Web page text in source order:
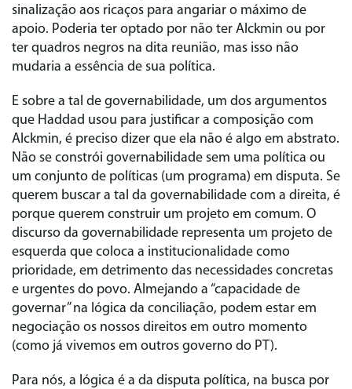
sinalização aos ricaços para angariar o máximo de
apoio. Poderia ter optado por não ter Alckmin ou por
ter quadros negros na dita reunião, mas isso não
mudaria a essência de sua política.
E sobre a tal de governabilidade, um dos argumentos
que Haddad usou para justificar a composição com
Alckmin, é preciso dizer que ela não é algo em abstrato.
Não se constrói governabilidade sem uma política ou
um conjunto de políticas (um programa) em disputa. Se
querem buscar a tal da governabilidade com a direita, é
porque querem construir um projeto em comum. O
discurso da governabilidade representa um projeto de
esquerda que coloca a institucionalidade como
prioridade, em detrimento das necessidades concretas
e urgentes do povo. Almejando a “capacidade de
governar” na lógica da conciliação, podem estar em
negociação os nossos direitos em outro momento
(como já vivemos em outros governo do PT).
Para nós, a lógica é a da disputa política, na busca por